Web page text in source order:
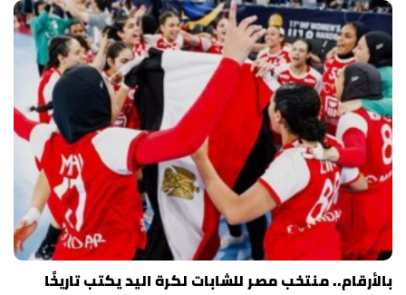
بالأرقام.. منتخب مصر للشابات لكرة اليد يكتب تاريخًا